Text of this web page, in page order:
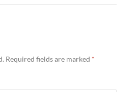
Required fields are marked *